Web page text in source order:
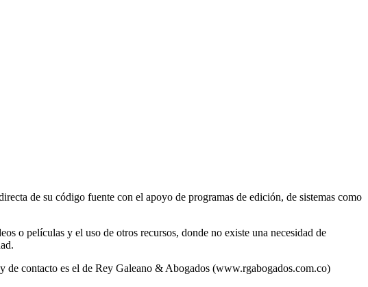
de su código fuente con el apoyo de programas de edición, de sistemas como
o películas y el uso de otros recursos, donde no existe una necesidad de
de contacto es el de Rey Galeano & Abogados (www.rgabogados.com.co)